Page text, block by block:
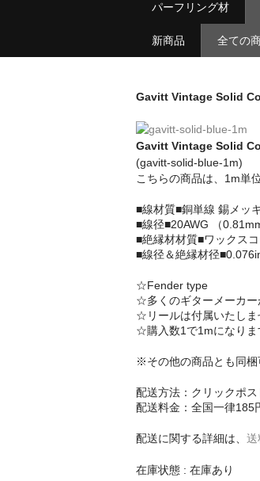
パーフリング材
新商品 全ての
Gavitt Vintage Solid
Gavitt Vintage Solid
(gavitt-solid-blue-1m)
こちらの商品は、1m単
■線材質■銅単線 錫メッ
■線径■20AWG （
■絶縁材材質■ワックス
■線径＆絶縁材径
☆Fender type
☆多くのギターメーカー
☆リールは付属いたしま
☆購入数1で1mになりま
※その他の商品とも同梱
配送方法：クリックポス
配送料金：全国一律185
配送に関する詳細は、 送
在庫状態 : 在庫あり